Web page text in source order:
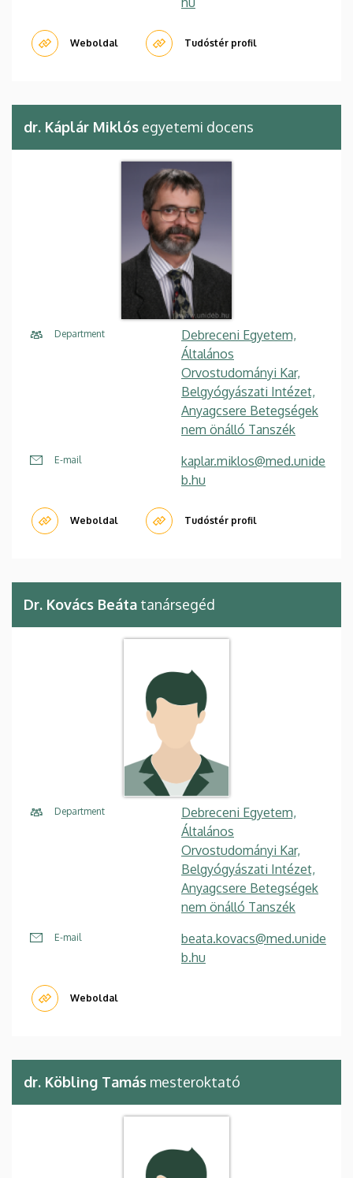
Weboldal Tudóstér profil
dr. Káplár Miklós egyetemi docens
Department
Debreceni Egyetem,
Általános
Orvostudományi Kar,
Belgyógyászati Intézet,
Anyagcsere Betegségek
nem önálló Tanszék
E-mail
kaplar.miklos@med.unide
b.hu
Weboldal Tudóstér profil
Dr. Kovács Beáta tanársegéd
Department
Debreceni Egyetem,
Általános
Orvostudományi Kar,
Belgyógyászati Intézet,
Anyagcsere Betegségek
nem önálló Tanszék
E-mail
beata.kovacs@med.unide
b.hu
Weboldal
dr. Köbling Tamás mesteroktató